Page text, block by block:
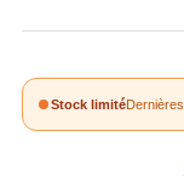
Stock limité